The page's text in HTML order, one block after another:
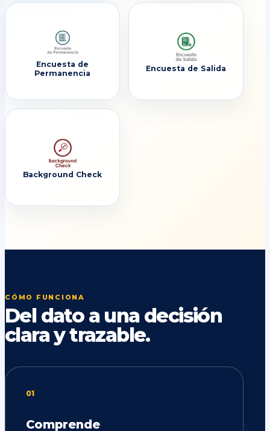
Encuesta de
Permanencia
Encuesta de Salida
Background Check
CÓMO FUNCIONA
Del dato a una decisión
clara y trazable.
01
Comprende